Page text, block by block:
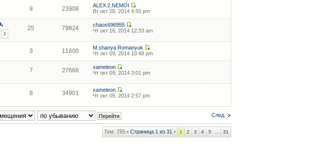
8 23908
ALEX.2.NEMOI
Вт окт 28, 2014 4:55 pm
3
25 78824
chaos696955
Чт окт 16, 2014 12:33 am
3 11600
M.shanya.Romanyuk
Чт окт 09, 2014 10:48 pm
7 27666
xameleon
Чт окт 09, 2014 3:01 pm
8 34901
xameleon
Чт окт 09, 2014 2:57 pm
След.
Тем: 755 • Страница 1 из 31 • 1 2 3 4 5 31